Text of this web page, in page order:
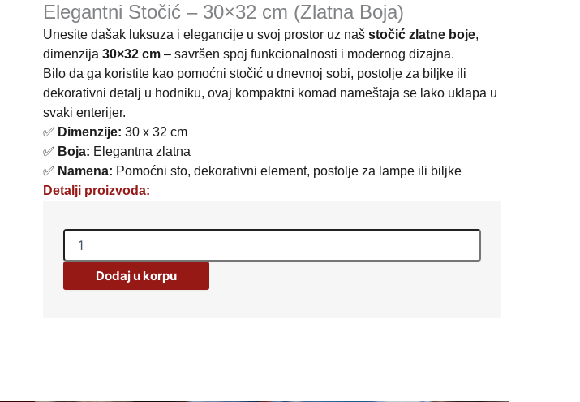
Elegantni Stočić – 30×32 cm (Zlatna Boja)
Unesite dašak luksuza i elegancije u svoj prostor uz naš stočić zlatne boje,
dimenzija 30×32 cm – savršen spoj funkcionalnosti i modernog dizajna.
Bilo da ga koristite kao pomoćni stočić u dnevnoj sobi, postolje za biljke ili
dekorativni detalj u hodniku, ovaj kompaktni komad nameštaja se lako uklapa u
svaki enterijer.
✅ Dimenzije: 30 x 32 cm
✅ Boja: Elegantna zlatna
✅ Namena: Pomoćni sto, dekorativni element, postolje za lampe ili biljke
Detalji proizvoda:
STOČIĆ
80312
količinaDodaj u korpu